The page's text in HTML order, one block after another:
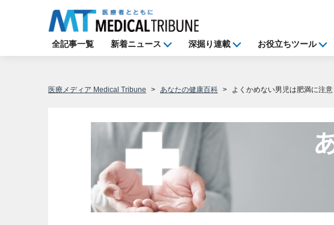
全記事一覧 新着ニュース 深掘り連載 お役立ちツール
医療メディア Medical Tribune あなたの健康百科 よくかめない男児は肥満に注意